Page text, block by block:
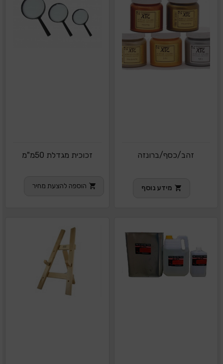
זהב/כסף/ברונזה
מידע נוסף
זכוכית מגדלת 50מ"מ
הוספה להצעת מחיר